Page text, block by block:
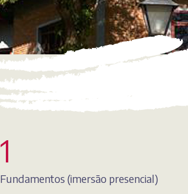
1
Fundamentos (imersão presencial)